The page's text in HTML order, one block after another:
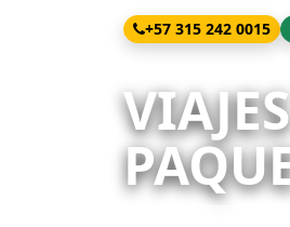
+57 315 242 0015